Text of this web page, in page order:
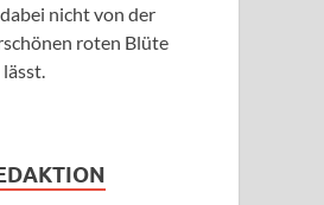
nicht von der
roten Blüte